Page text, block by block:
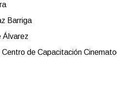
Barriga
Álvarez
de Capacitación